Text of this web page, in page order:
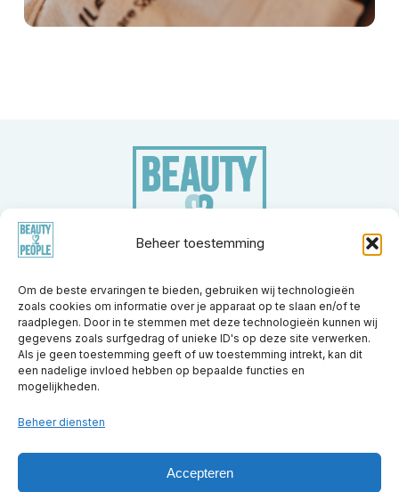
Beheer toestemming
Om de beste ervaringen te bieden, gebruiken wij technologieën
zoals cookies om informatie over je apparaat op te slaan en/of te
raadplegen. Door in te stemmen met deze technologieën kunnen wij
gegevens zoals surfgedrag of unieke ID's op deze site verwerken.
Als je geen toestemming geeft of uw toestemming intrekt, kan dit
een nadelige invloed hebben op bepaalde functies en
mogelijkheden.
Beheer diensten
Accepteren
Merken ApparatuurNieuwsberichten Trainingen
KennisbankPartnersOver ons VacaturesContact
© 2026 Beauty2People. Alle rechten